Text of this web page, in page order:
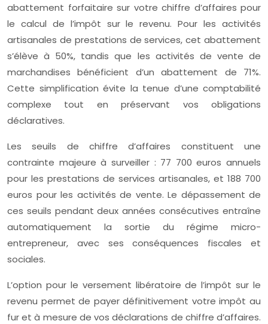
abattement forfaitaire sur votre chiffre d’affaires pour
le calcul de l’impôt sur le revenu. Pour les activités
artisanales de prestations de services, cet abattement
s’élève à 50%, tandis que les activités de vente de
marchandises bénéficient d’un abattement de 71%.
Cette simplification évite la tenue d’une comptabilité
complexe tout en préservant vos obligations
déclaratives.
Les seuils de chiffre d’affaires constituent une
contrainte majeure à surveiller : 77 700 euros annuels
pour les prestations de services artisanales, et 188 700
euros pour les activités de vente. Le dépassement de
ces seuils pendant deux années consécutives entraîne
automatiquement la sortie du régime micro-
entrepreneur, avec ses conséquences fiscales et
sociales.
L’option pour le versement libératoire de l’impôt sur le
revenu permet de payer définitivement votre impôt au
fur et à mesure de vos déclarations de chiffre d’affaires.